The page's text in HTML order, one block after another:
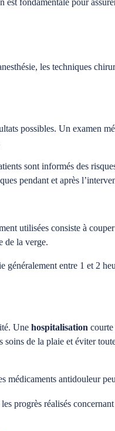
les techniques
possibles. Un examen
sont informés des
pendant et après
utilisées consiste à
de la verge.
entre 1 et 2
Une hospitalisation
de la plaie et éviter
médicaments antidouleur
progrès réalisés concernant